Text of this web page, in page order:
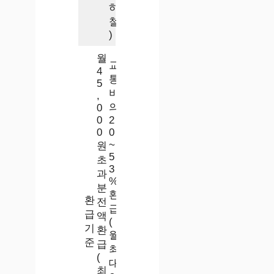
하
철
)
환
급
기
준
월
4
5
,
0
0
0
원
초
과
분
전
액
환
급
(
최
교
통
비
의
2
0
~
5
3
%
환
급
(
월
최
대